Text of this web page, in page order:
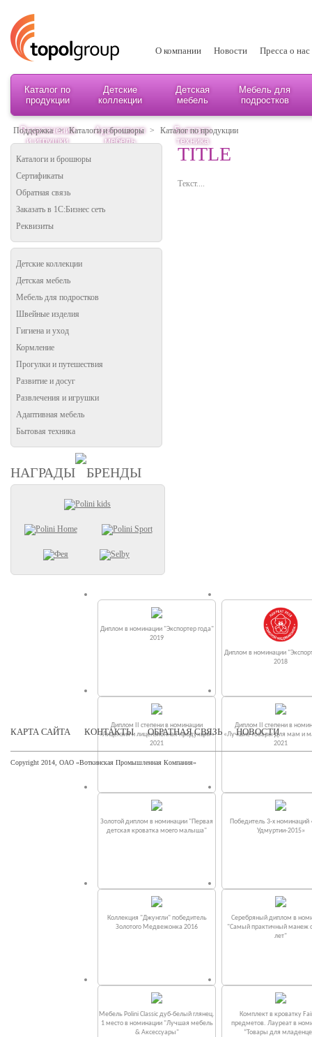
О компании Новости Пресса о нас
Каталог по
продукции
Детские
коллекции
Детская
мебель
Мебель для
подростков
Развлечения
и игрушки
Адаптивная
мебель
Бытовая
техника
Поддержка > Каталоги и брошюры > Каталог по продукции
Каталоги и брошюры
Сертификаты
Обратная связь
Заказать в 1С:Бизнес сеть
Реквизиты
Детские коллекции
Детская мебель
Мебель для подростков
Швейные изделия
Гигиена и уход
Кормление
Прогулки и путешествия
Развитие и досуг
Развлечения и игрушки
Адаптивная мебель
Бытовая техника
НАГРАДЫ БРЕНДЫ
TITLE
Текст....
Диплом в номинации "Экспортер года"
2019
Диплом в номинации
2018
Диплом II степени в номинации
«Лицензия и лицензионная продукция»
2021
Диплом II степени в
«Лучшие товары для мам и
2021
Золотой диплом в номинации "Первая
детская кроватка моего малыша"
Победитель 3-х номинаций
Удмуртии-2015»
Коллекция "Джунгли" победитель
Золотого Медвежонка 2016
Серебряный диплом в
"Самый практичный манеж
лет"
Мебель Polini Classic дуб-белый глянец.
1 место в номинации "Лучшая мебель
& Аксессуары"
Комплект в кроватку
предметов. Лауреат в
“Товары для
КАРТА САЙТА КОНТАКТЫ ОБРАТНАЯ СВЯЗЬ НОВОСТИ
Copyright 2014, ОАО «Воткинская Промышленная Компания»